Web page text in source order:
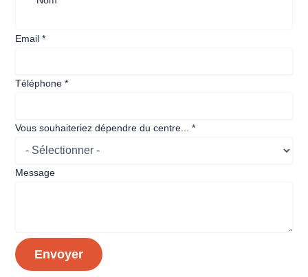
Email*
Téléphone*
Vous souhaiteriez dépendre du centre...*
Message
Email
Message
Envoyer